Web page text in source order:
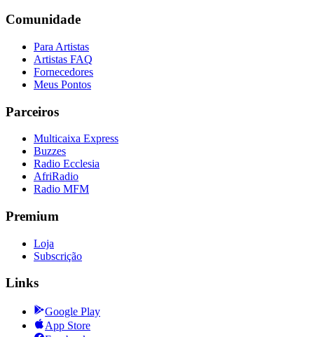
Comunidade
Para Artistas
Artistas FAQ
Fornecedores
Meus Pontos
Parceiros
Multicaixa Express
Buzzes
Radio Ecclesia
AfriRadio
Radio MFM
Premium
Loja
Subscrição
Links
Google Play
App Store